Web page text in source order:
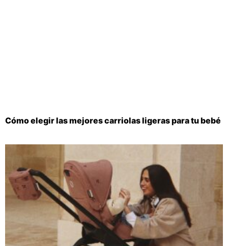
Cómo elegir las mejores carriolas ligeras para tu bebé